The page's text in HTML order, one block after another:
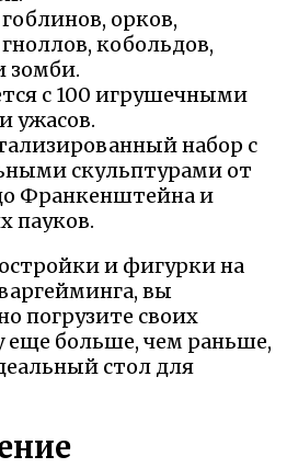
орков,
кобольдов,
зомби.
с 100 игрушечными
ужасов.
набор с
скульптурами от
Франкенштейна и
пауков.
и фигурки на
вы
погрузите своих
еще больше, чем раньше,
стол для